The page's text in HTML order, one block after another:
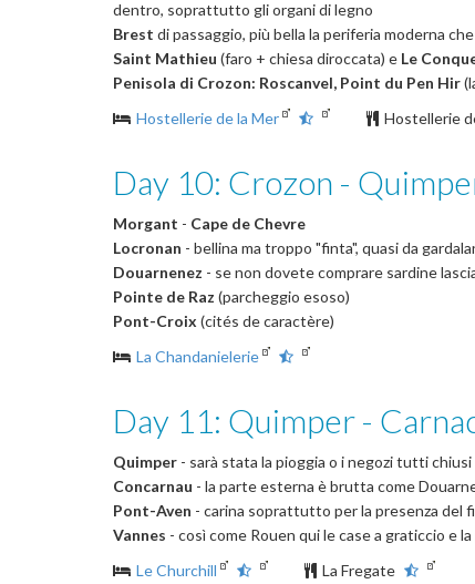
dentro, soprattutto gli organi di legno
Brest di passaggio, più bella la periferia moderna
Saint Mathieu (faro + chiesa diroccata) e Le
Penisola di Crozon: Roscanvel, Point du Pen Hir
Hostellerie de la Mer
Hostellerie
Day 10: Crozon -
Morgant - Cape de Chevre
Locronan - bellina ma troppo "finta", quasi da
Douarnenez - se non dovete comprare sardine
Pointe de Raz (parcheggio esoso)
Pont-Croix (cités de caractère)
La Chandanielerie
Day 11: Quimper -
Quimper - sarà stata la pioggia o i negozi tutti
Concarnau - la parte esterna è brutta come
Pont-Aven - carina soprattutto per la presenza del
Vannes - così come Rouen qui le case a graticcio e
Le Churchill
La Fregate